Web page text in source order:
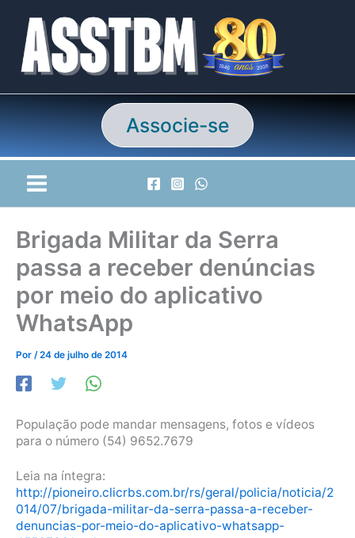
conteúdo
Associe-se
Brigada Militar da Serra
passa a receber denúncias
por meio do aplicativo
WhatsApp
Por /24 de julho de 2014
População pode mandar mensagens, fotos e vídeos
para o número (54) 9652.7679
Leia na íntegra:
http://pioneiro.clicrbs.com.br/rs/geral/policia/noticia/2
014/07/brigada-militar-da-serra-passa-a-receber-
denuncias-por-meio-do-aplicativo-whatsapp-